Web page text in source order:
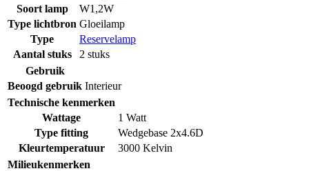
Soort lamp
W1,2W
Type lichtbron Gloeilamp
Type
Reservelamp
Aantal stuks
2 stuks
Gebruik
Beoogd gebruik Interieur
Technische kenmerken
Wattage
1 Watt
Type fitting
Wedgebase 2x4.6D
Kleurtemperatuur
3000 Kelvin
Milieukenmerken